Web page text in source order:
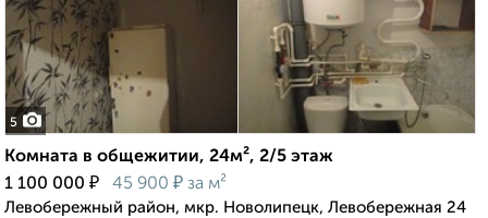
5
Комната в общежитии, 24м², 2/5 этаж
1 100 000 ₽ 45 900 ₽ за м²
Левобережный район, мкр. Новолипецк, Левобережная 24